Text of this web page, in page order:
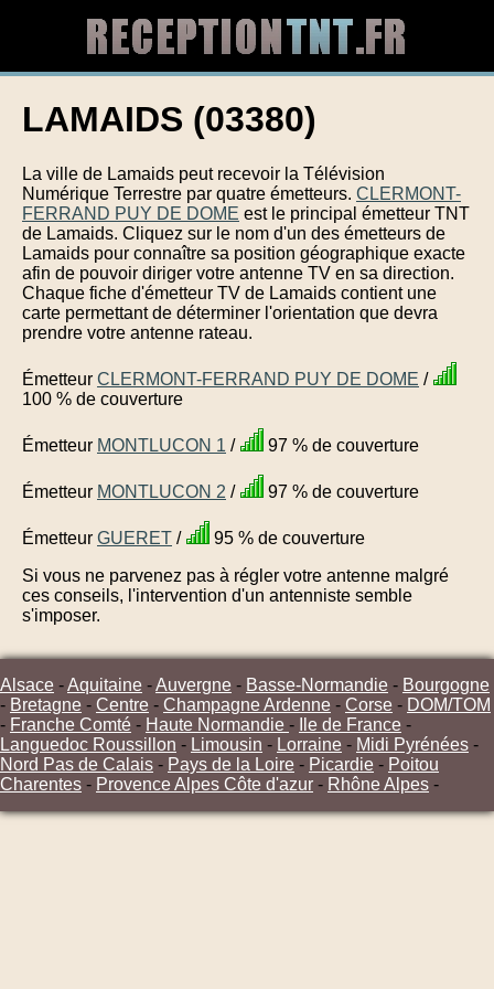
LAMAIDS (03380)
La ville de Lamaids peut recevoir la Télévision
Numérique Terrestre par quatre émetteurs. CLERMONT-
FERRAND PUY DE DOME est le principal émetteur TNT
de Lamaids. Cliquez sur le nom d'un des émetteurs de
Lamaids pour connaître sa position géographique exacte
afin de pouvoir diriger votre antenne TV en sa direction.
Chaque fiche d'émetteur TV de Lamaids contient une
carte permettant de déterminer l'orientation que devra
prendre votre antenne rateau.
Émetteur CLERMONT-FERRAND PUY DE DOME /
100 % de couverture
Émetteur MONTLUCON 1 / 97 % de couverture
Émetteur MONTLUCON 2 / 97 % de couverture
Émetteur GUERET /
95 % de couverture
Si vous ne parvenez pas à régler votre antenne malgré
ces conseils, l'intervention d'un antenniste semble
s'imposer.
Alsace -Aquitaine -Auvergne - Basse-Normandie - Bourgogne
- Bretagne - Centre - Champagne Ardenne - Corse - DOM/TOM
- Franche Comté - Haute Normandie - Ile de France -
Languedoc Roussillon - Limousin - Lorraine - Midi Pyrénées -
Nord Pas de Calais - Pays de la Loire - Picardie - Poitou
Charentes - Provence Alpes Côte d'azur - Rhône Alpes -